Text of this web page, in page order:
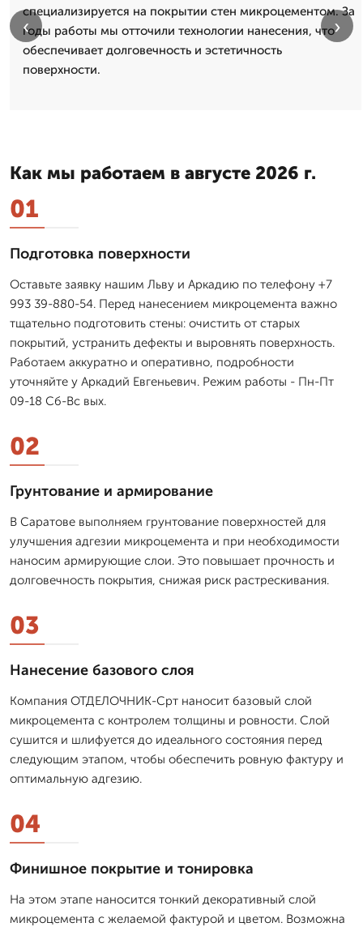
специализируется на покрытии стен микроцементом. За
годы работы мы отточили технологии нанесения, что
обеспечивает долговечность и эстетичность
поверхности.
‹ ›
Как мы работаем в августе 2026 г.
01
Подготовка поверхности
Оставьте заявку нашим Льву и Аркадию по телефону +7
993 39-880-54. Перед нанесением микроцемента важно
тщательно подготовить стены: очистить от старых
покрытий, устранить дефекты и выровнять поверхность.
Работаем аккуратно и оперативно, подробности
уточняйте у Аркадий Евгеньевич. Режим работы - Пн-Пт
09-18 Сб-Вс вых.
02
Грунтование и армирование
В Саратове выполняем грунтование поверхностей для
улучшения адгезии микроцемента и при необходимости
наносим армирующие слои. Это повышает прочность и
долговечность покрытия, снижая риск растрескивания.
03
Нанесение базового слоя
Компания ОТДЕЛОЧНИК-Срт наносит базовый слой
микроцемента с контролем толщины и ровности. Слой
сушится и шлифуется до идеального состояния перед
следующим этапом, чтобы обеспечить ровную фактуру и
оптимальную адгезию.
04
Финишное покрытие и тонировка
На этом этапе наносится тонкий декоративный слой
микроцемента с желаемой фактурой и цветом. Возможна